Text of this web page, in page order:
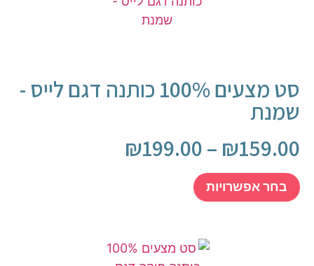
סט מצעים 100% כותנה דגם לייס -
שמנת
₪159.00
–
₪199.00
בחר אפשרויות